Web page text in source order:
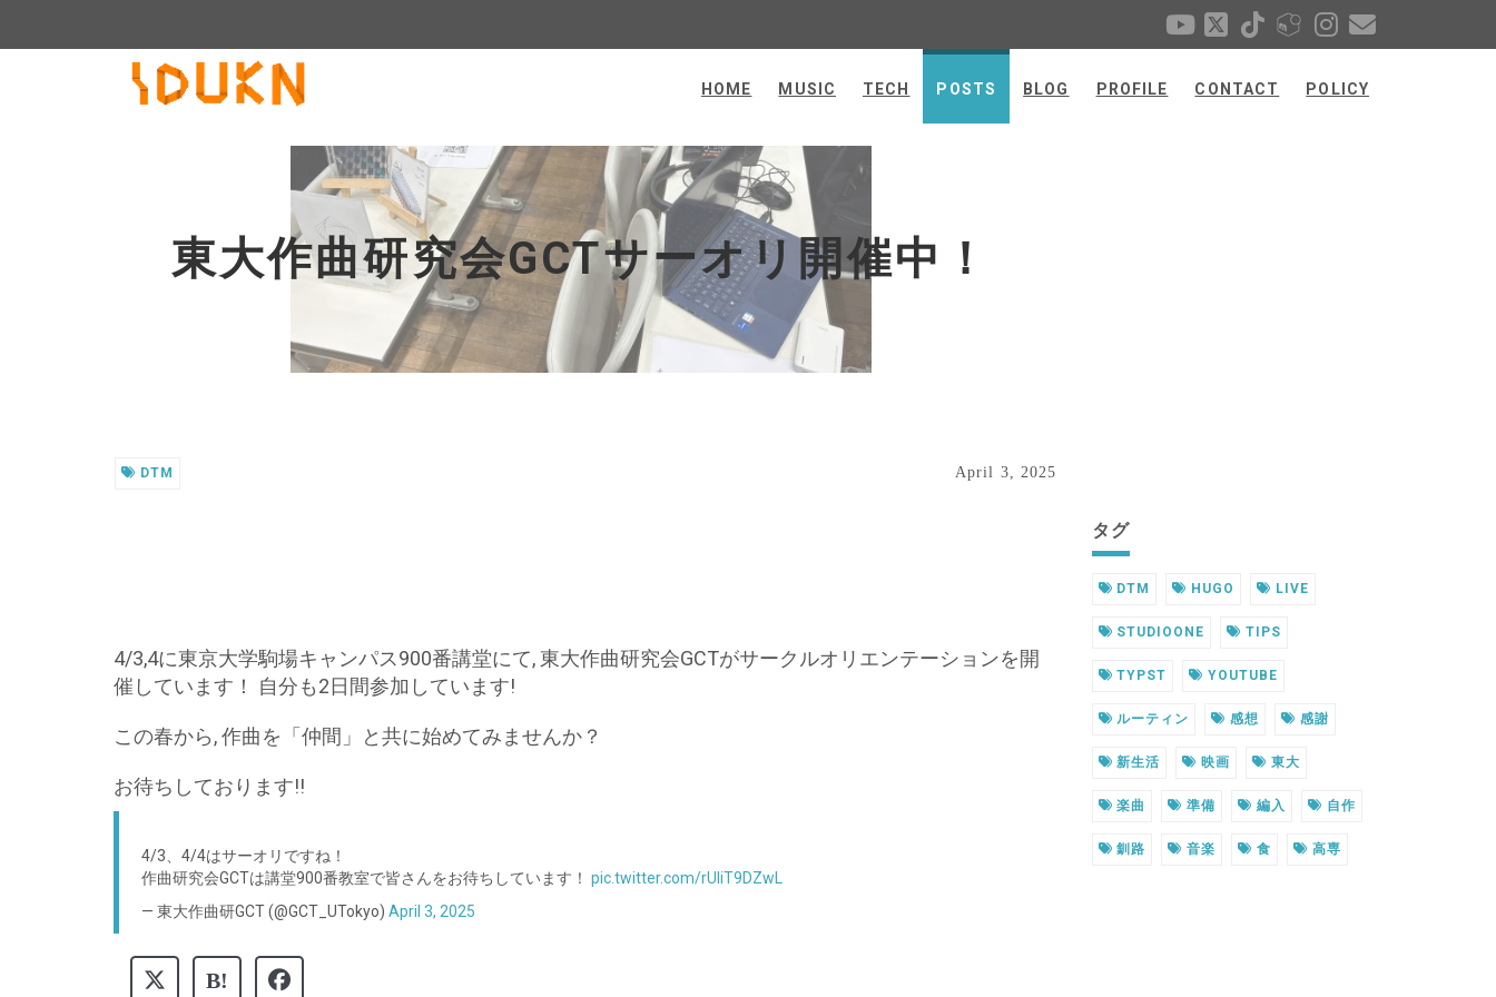
HOME MUSIC TECH POSTS BLOG PROFILE CONTACT POLICY
東大作曲研究会GCTサーオリ開催中！
DTM April 3, 2025
4/3,4に東京大学駒場キャンパス900番講堂にて, 東大作曲研究会GCTがサークルオリエンテーションを開
催しています！ 自分も2日間参加しています!
この春から, 作曲を「仲間」と共に始めてみませんか？
お待ちしております!!
4/3、4/4はサーオリですね！
作曲研究会GCTは講堂900番教室で皆さんをお待ちしています！ pic.twitter.com/rUliT9DZwL
— 東大作曲研GCT (@GCT_UTokyo) April 3, 2025
タグ
DTM HUGO LIVE
STUDIOONE TIPS
TYPST YOUTUBE
ルーティン 感想 感謝
新生活 映画 東大
楽曲 準備 編入 自作
釧路 音楽 食 高専